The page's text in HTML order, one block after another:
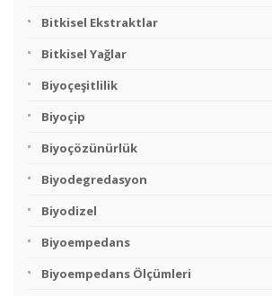
Bitkisel Ekstraktlar
Bitkisel Yağlar
Biyoçeşitlilik
Biyoçip
Biyoçözünürlük
Biyodegredasyon
Biyodizel
Biyoempedans
Biyoempedans Ölçümleri